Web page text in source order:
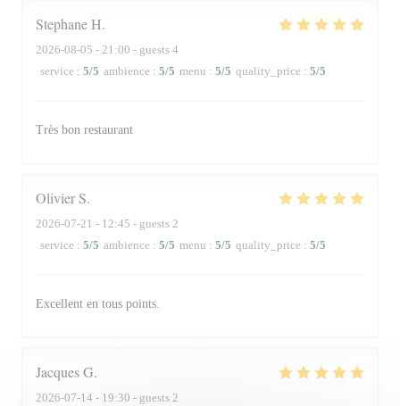
StephaneH
2026-08-05 - 21:00 - guests 4
service : 5/5 ambience : 5/5 menu : 5/5 quality_price : 5/5
Très bon restaurant
Olivier S
2026-07-21 - 12:45 - guests 2
service : 5/5 ambience : 5/5 menu : 5/5 quality_price : 5/5
Excellent en tous points.
JacquesG
2026-07-14 - 19:30 - guests 2